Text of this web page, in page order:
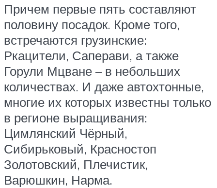
Причем первые пять составляют
половину посадок. Кроме того,
встречаются грузинские:
Ркацители, Саперави, а также
Горули Мцване – в небольших
количествах. И даже автохтонные,
многие их которых известны только
в регионе выращивания:
Цимлянский Чёрный,
Сибирьковый, Красностоп
Золотовский, Плечистик,
Варюшкин, Нарма.